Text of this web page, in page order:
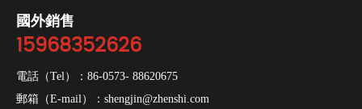
國外銷售
15968352626
電話（Tel）： 86-0573- 88620675
郵箱（E-mail）： shengjin@zhenshi.com